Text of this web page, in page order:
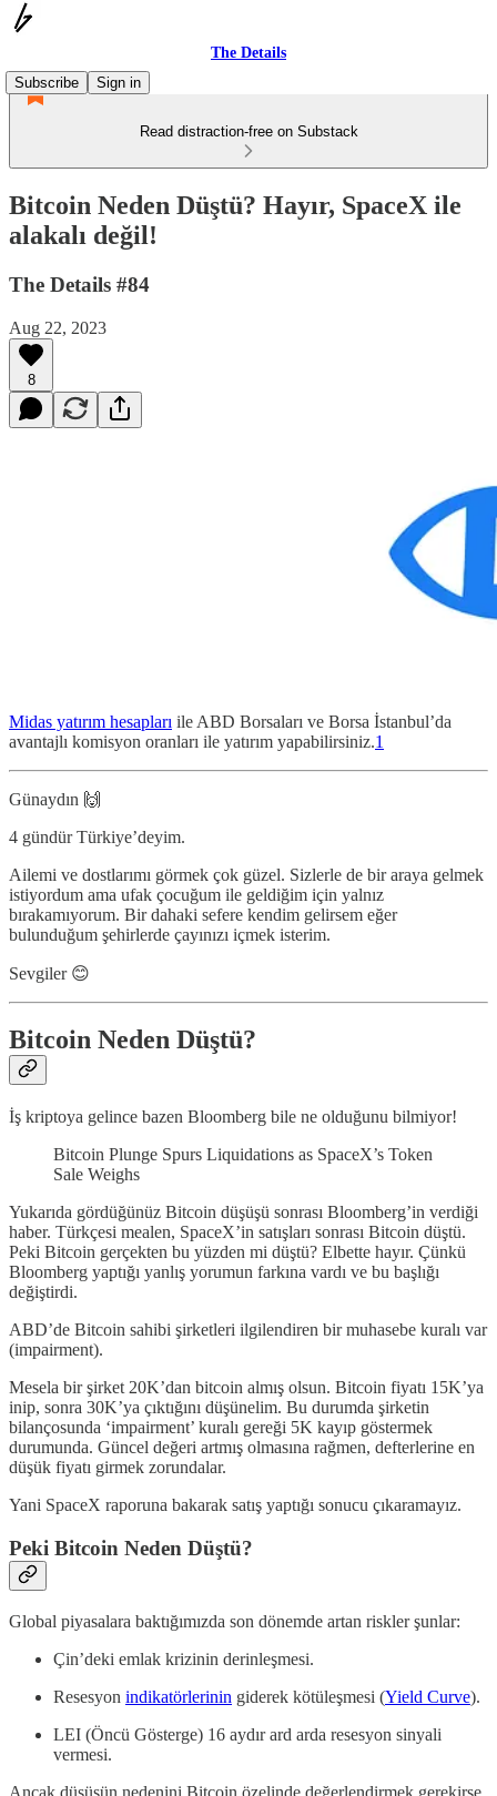
The Details
Subscribe
Sign in
Read distraction-free on Substack
Bitcoin Neden Düştü? Hayır, SpaceX ile
alakalı değil!
The Details #84
Aug 22, 2023
8
Midas yatırım hesapları ile ABD Borsaları ve Borsa İstanbul’da
avantajlı komisyon oranları ile yatırım yapabilirsiniz.1
Günaydın 🙌
4 gündür Türkiye’deyim.
Ailemi ve dostlarımı görmek çok güzel. Sizlerle de bir araya gelmek
istiyordum ama ufak çocuğum ile geldiğim için yalnız
bırakamıyorum. Bir dahaki sefere kendim gelirsem eğer
bulunduğum şehirlerde çayınızı içmek isterim.
Sevgiler 😊
Bitcoin Neden Düştü?
İş kriptoya gelince bazen Bloomberg bile ne olduğunu bilmiyor!
Bitcoin Plunge Spurs Liquidations as SpaceX’s Token
Sale Weighs
Yukarıda gördüğünüz Bitcoin düşüşü sonrası Bloomberg’in verdiği
haber. Türkçesi mealen, SpaceX’in satışları sonrası Bitcoin düştü.
Peki Bitcoin gerçekten bu yüzden mi düştü? Elbette hayır. Çünkü
Bloomberg yaptığı yanlış yorumun farkına vardı ve bu başlığı
değiştirdi.
ABD’de Bitcoin sahibi şirketleri ilgilendiren bir muhasebe kuralı var
(impairment).
Mesela bir şirket 20K’dan bitcoin almış olsun. Bitcoin fiyatı 15K’ya
inip, sonra 30K’ya çıktığını düşünelim. Bu durumda şirketin
bilançosunda ‘impairment’ kuralı gereği 5K kayıp göstermek
durumunda. Güncel değeri artmış olmasına rağmen, defterlerine en
düşük fiyatı girmek zorundalar.
Yani SpaceX raporuna bakarak satış yaptığı sonucu çıkaramayız.
Peki Bitcoin Neden Düştü?
Global piyasalara baktığımızda son dönemde artan riskler şunlar:
Çin’deki emlak krizinin derinleşmesi.
Resesyon indikatörlerinin giderek kötüleşmesi (Yield Curve).
LEI (Öncü Gösterge) 16 aydır ard arda resesyon sinyali
vermesi.
Ancak düşüşün nedenini Bitcoin özelinde değerlendirmek gerekirse